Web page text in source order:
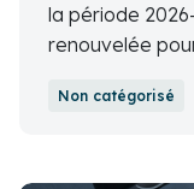
la période
renouvelée
Non catégorisé